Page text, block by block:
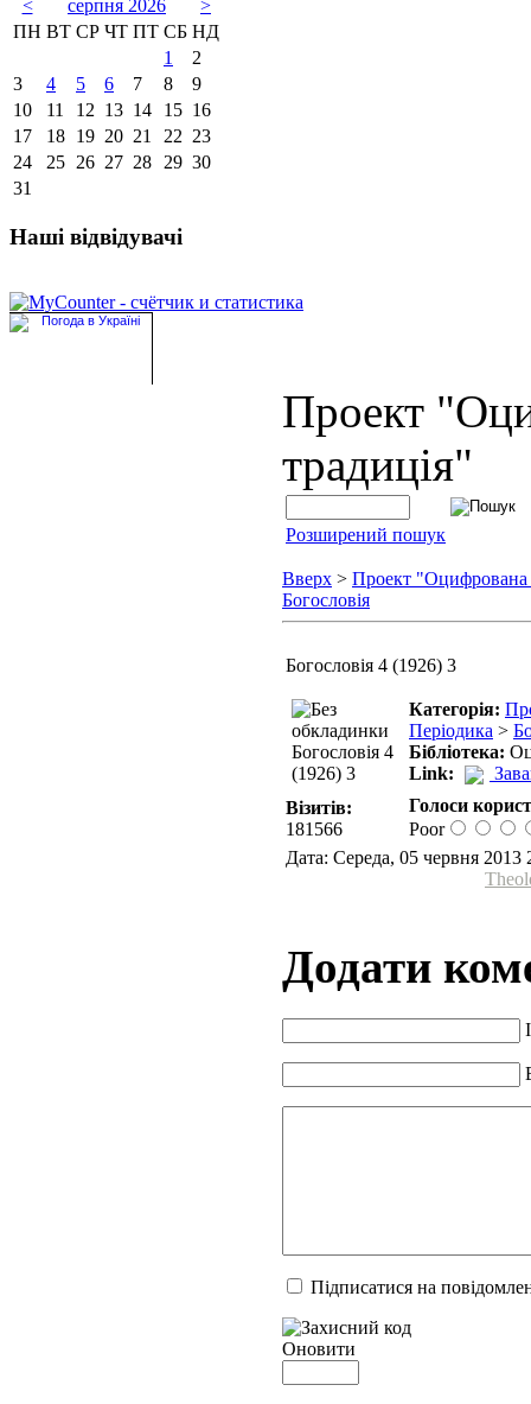
< серпня 2026
>
ПН ВТ СР ЧТ ПТ СБ НД
1
2
3
4 5 6 7 8
9
10
11 12 13 14 15 16
17
18 19 20 21 22 23
24
25 26 27 28 29 30
31
Наші відвідувачі
Проект
традиція"
Розширений пошук
Вверх > Проект
Богословія
Богословія 4 (1926) 3
Категорія:
Періодика >
Бібліотека:
Link:
Візитів:
181566
Голоси
Poor
Дата: Середа, 05 червня 2013
Додати
Підписатися на
Оновити